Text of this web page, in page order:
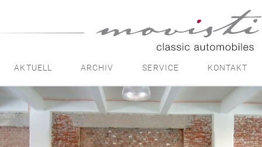
automobiles
AKTUELL ARCHIV SERVICE KONTAKT